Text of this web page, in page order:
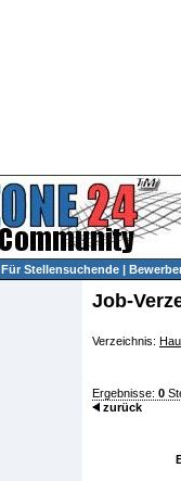
Für Stellensuchende |
Job-
Verzeichnis:
Ergebnisse: 0
zurück